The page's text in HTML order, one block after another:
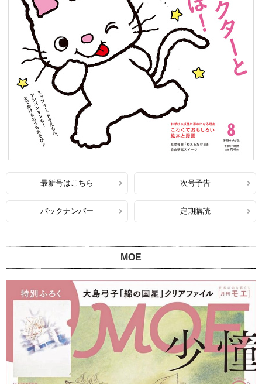
最新号はこちら 次号予告
バックナンバー 定期購読
MOE